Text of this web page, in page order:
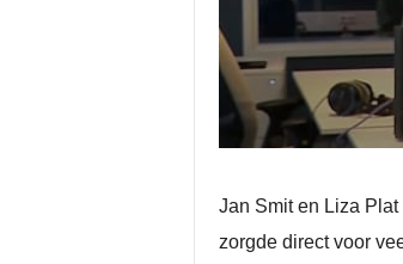
Jan Smit en Liza
zorgde direct voor